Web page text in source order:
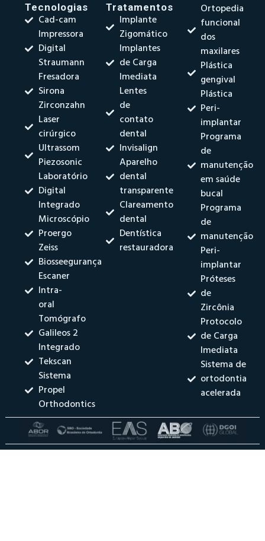
Tecnologias
Cad-cam
Impressora
Digital
Straumann
Fresadora
Sirona
Zirconzahn
Laser
cirúrgico
Ultrassom
Piezosonic
Laboratório
Digital
Integrado
Microscópio
Proergo
Zeiss
Biosseegurança
Escaner
Intra-
oral
Tomógrafo
Galileos 2
Integrado
Tekscan
Sistema
Propel
Orthodontics
Tratamentos
Implante
Zigomático
Implantes
de Carga
Imediata
Lentes
de
contato
dental
Invisalign
Aparelho
dental
transparente
Clareamento
dental
Dentística
restauradora
Ortopedia
funcional
dos
maxilares
Plástica
gengival
Plástica
Peri-
implantar
Programa
de
manutenção
em saúde
bucal
Programa
de
manutenção
Peri-
implantar
Próteses
de
Zircônia
Protocolo
de Carga
Imediata
Sistema de
ortodontia
acelerada